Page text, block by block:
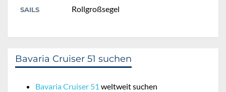
SAILS Rollgroßsegel
Bavaria Cruiser 51 suchen
Bavaria Cruiser 51 weltweit suchen